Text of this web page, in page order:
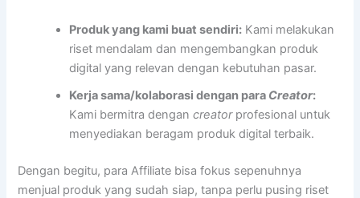
Produk yang kami buat sendiri: Kami melakukan
riset mendalam dan mengembangkan produk
digital yang relevan dengan kebutuhan pasar.
Kerja sama/kolaborasi dengan para Creator:
Kami bermitra dengancreatorprofesional untuk
menyediakan beragam produk digital terbaik.
Dengan begitu, para Affiliate bisa fokus sepenuhnya
menjual produk yang sudah siap, tanpa perlu pusing riset